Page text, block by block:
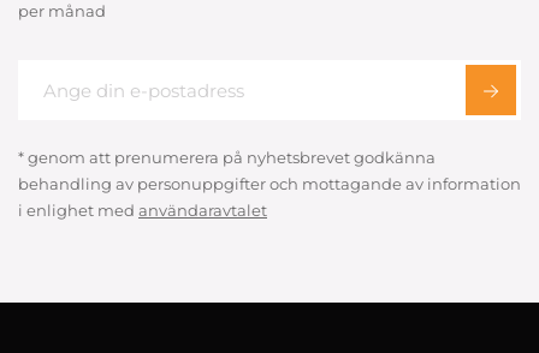
per månad
* genom att prenumerera på nyhetsbrevet godkänna
behandling av personuppgifter och mottagande av information
i enlighet med användaravtalet